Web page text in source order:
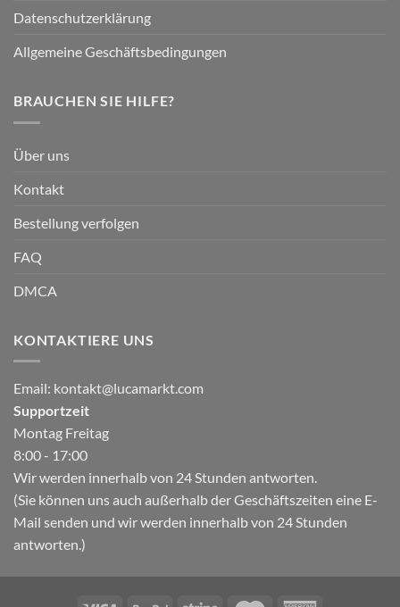
Datenschutzerklärung
Allgemeine Geschäftsbedingungen
BRAUCHEN SIE HILFE?
Über uns
Kontakt
Bestellung verfolgen
FAQ
DMCA
KONTAKTIERE UNS
Email: kontakt@lucamarkt.com
Supportzeit
Montag Freitag
8:00 - 17:00
Wir werden innerhalb von 24 Stunden antworten.
(Sie können uns auch außerhalb der Geschäftszeiten eine E-
Mail senden und wir werden innerhalb von 24 Stunden
antworten.)